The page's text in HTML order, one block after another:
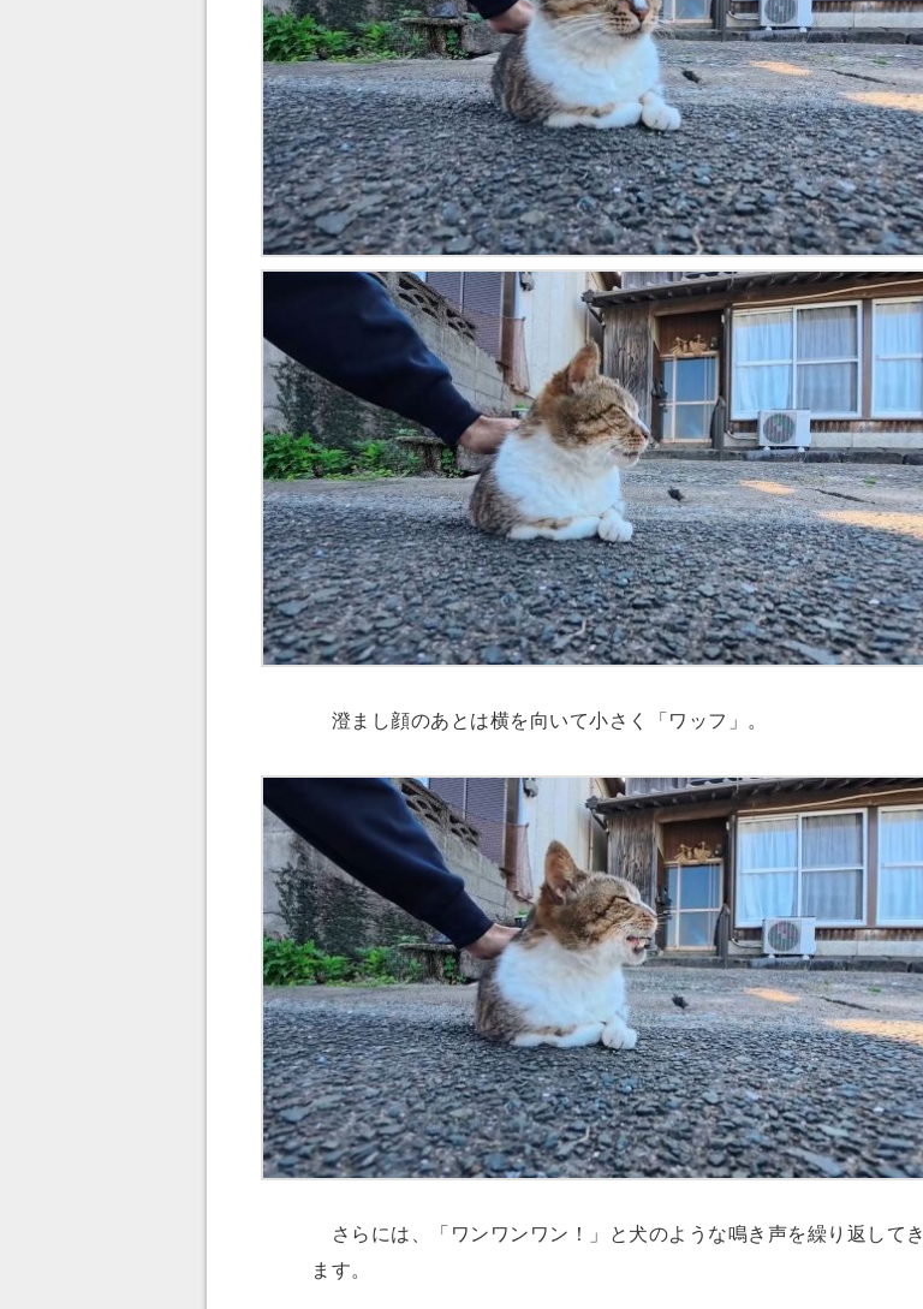
澄まし顔のあとは横を向いて小さく「ワッフ」。
さらには、「ワンワンワン！」と犬のような鳴き声を繰り返してき
ます。